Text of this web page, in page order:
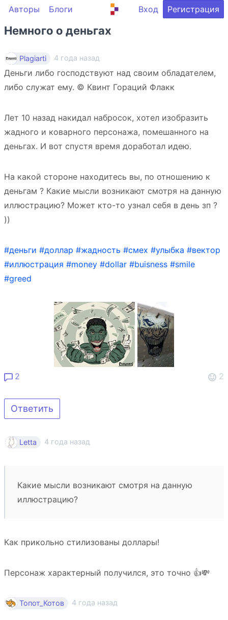
Авторы Блоги Вход Регистрация
Немного о деньгах
Plagiarti 4 года назад
Деньги либо господствуют над своим обладателем,
либо служат ему. © Квинт Гораций Флакк
Лет 10 назад накидал набросок, хотел изобразить
жадного и коварного персонажа, помешанного на
деньгах. И вот спустя время доработал идею.
На какой стороне находитесь вы, по отношению к
деньгам ? Какие мысли возникают смотря на данную
иллюстрацию? Может кто-то узнал себя в день зп ?
))
#деньги #доллар #жадность #смех #улыбка #вектор
#иллюстрация #money #dollar #buisness #smile
#greed
2 2
Ответить
Letta 4 года назад
Какие мысли возникают смотря на данную
иллюстрацию?
Как прикольно стилизованы доллары!
Персонаж характерный получился, это точно 👍💸
Топот_Котов 4 года назад